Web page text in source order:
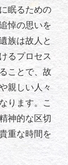
眠るための
悼の思いを
族は故人と
るプロセス
ことで、故
親しい人々
ります。こ
神的な区切
重な時間を